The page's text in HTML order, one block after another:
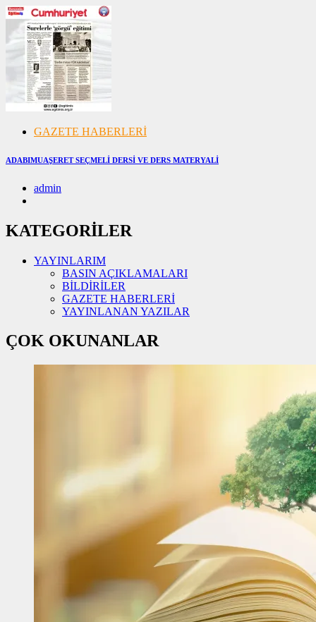
GAZETE HABERLERİ
ADABIMUAŞERET SEÇMELİ DERSİ VE DERS MATERYALİ
admin
KATEGORİLER
YAYINLARIM
BASIN AÇIKLAMALARI
BİLDİRİLER
GAZETE HABERLERİ
YAYINLANAN YAZILAR
ÇOK OKUNANLAR